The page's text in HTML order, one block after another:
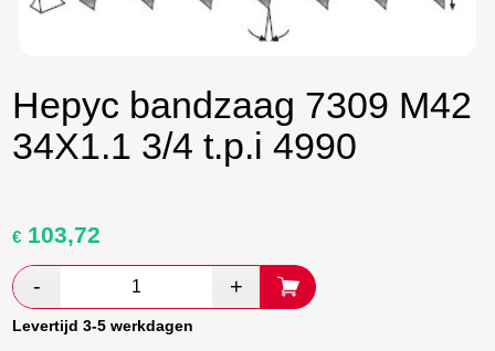
Hepyc bandzaag 7309 M42
34X1.1 3/4 t.p.i 4990
Oorspronkelijke
was:
€ 172,87.
€ 103,72
€ 100,26.
Levertijd 3-5 werkdagen